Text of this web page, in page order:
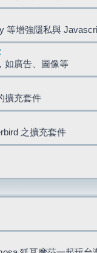
等增強隱私與
如廣告、圖像等
擴充套件
之擴充套件